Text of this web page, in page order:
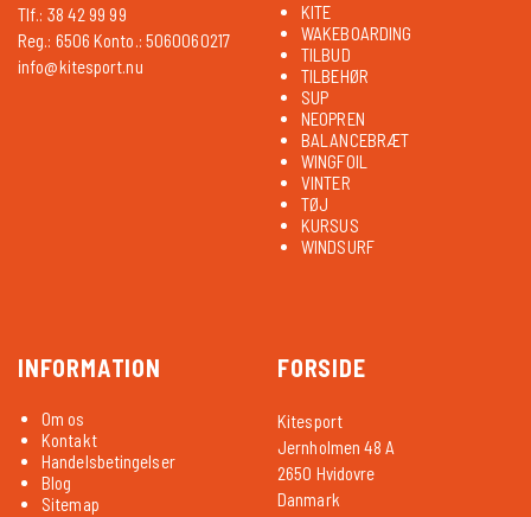
Tlf.: 38 42 99 99
Reg.: 6506 Konto.: 5060060217
info@kitesport.nu
KITE
WAKEBOARDING
TILBUD
TILBEHØR
SUP
NEOPREN
BALANCEBRÆT
WINGFOIL
VINTER
TØJ
KURSUS
WINDSURF
INFORMATION
Om os
Kontakt
Handelsbetingelser
Blog
Sitemap
FORSIDE
Kitesport
Jernholmen 48 A
2650 Hvidovre
Danmark